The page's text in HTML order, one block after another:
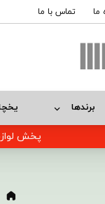
ما تماس با ما
برندها
پخش